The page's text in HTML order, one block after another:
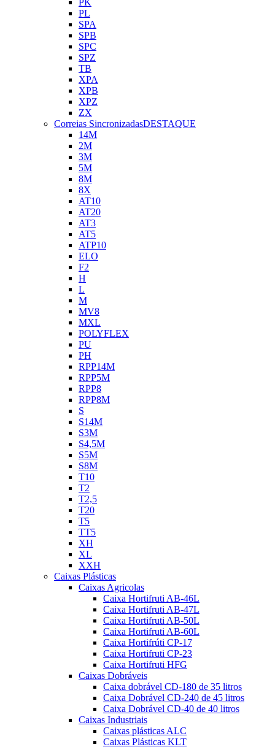
PK
PL
SPA
SPB
SPC
SPZ
TB
XPA
XPB
XPZ
ZX
Correias SincronizadasDESTAQUE
14M
2M
3M
5M
8M
8X
AT10
AT20
AT3
AT5
ATP10
ELO
F2
H
L
M
MV8
MXL
POLYFLEX
PU
PH
RPP14M
RPP5M
RPP8
RPP8M
S
S14M
S3M
S4,5M
S5M
S8M
T10
T2
T2,5
T20
T5
TT5
XH
XL
XXH
Caixas Plásticas
Caixas Agricolas
Caixa Hortifruti AB-46L
Caixa Hortifruti AB-47L
Caixa Hortifruti AB-50L
Caixa Hortifruti AB-60L
Caixa Hortifrúti CP-17
Caixa Hortifruti CP-23
Caixa Hortifruti HFG
Caixas Dobráveis
Caixa dobrável CD-180 de 35 litros
Caixa Dobrável CD-240 de 45 litros
Caixa Dobrável CD-40 de 40 litros
Caixas Industriais
Caixas plásticas ALC
Caixas Plásticas KLT